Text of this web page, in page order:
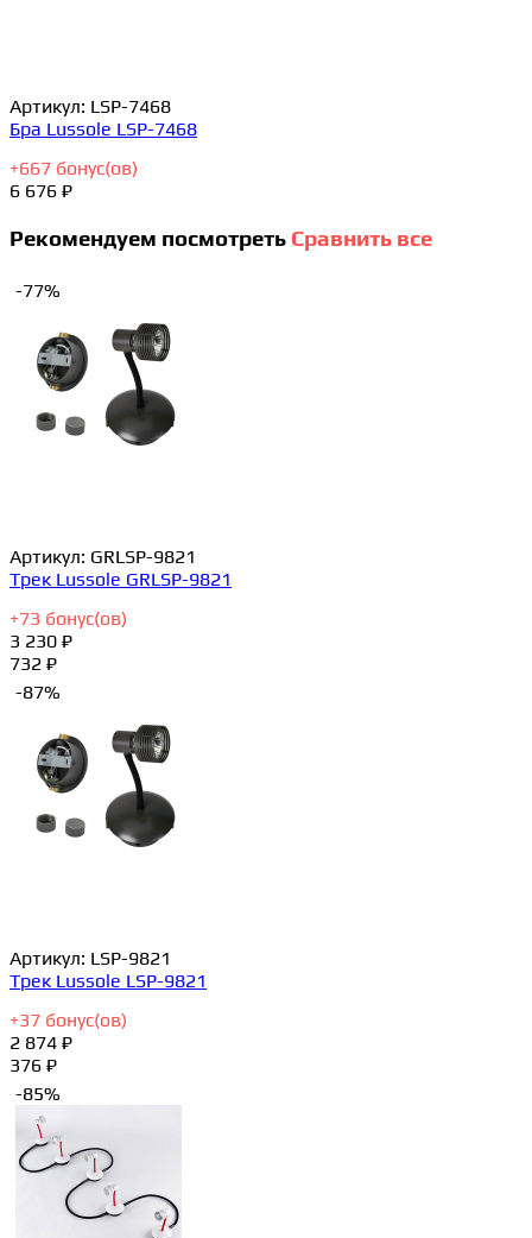
Артикул: LSP-7468
Бра Lussole LSP-7468
+667 бонус(ов)
6 676 ₽
Рекомендуем посмотреть Сравнить все
-77%
Артикул: GRLSP-9821
Трек Lussole GRLSP-9821
+73 бонус(ов)
3 230 ₽
732 ₽
-87%
Артикул: LSP-9821
Трек Lussole LSP-9821
+37 бонус(ов)
2 874 ₽
376 ₽
-85%